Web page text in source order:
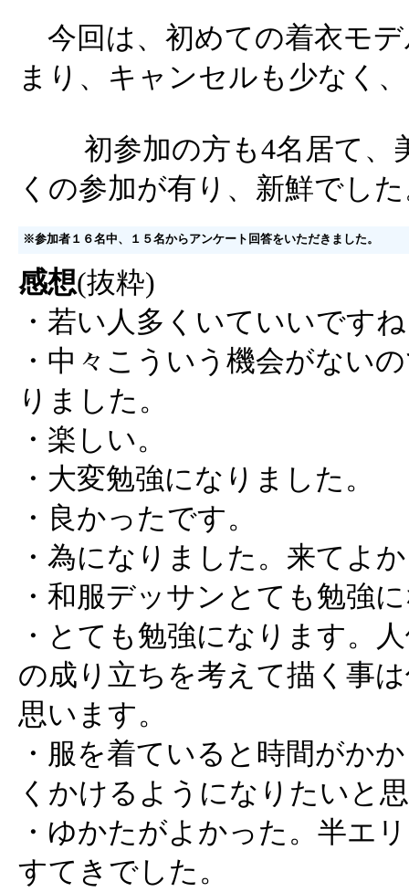
今回は、初めての着衣モ
まり、キャンセルも少なく
初参加の方も4名居て、
くの参加が有り、新鮮でし
※参加者１６名中、１５名からアンケート回答をいただきました。
感想(抜粋)
・若い人多くいていいです
・中々こういう機会がない
りました。
・楽しい。
・大変勉強になりました。
・良かったです。
・為になりました。来てよ
・和服デッサンとても勉強
・とても勉強になります。
の成り立ちを考えて描く事
思います。
・服を着ていると時間がか
くかけるようになりたいと
・ゆかたがよかった。半エ
すてきでした。